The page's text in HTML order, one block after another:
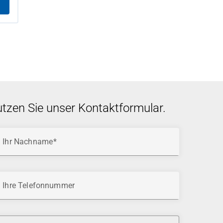
Sie unser Kontaktformular.
Ihr Nachname
Ihre Telefonnummer